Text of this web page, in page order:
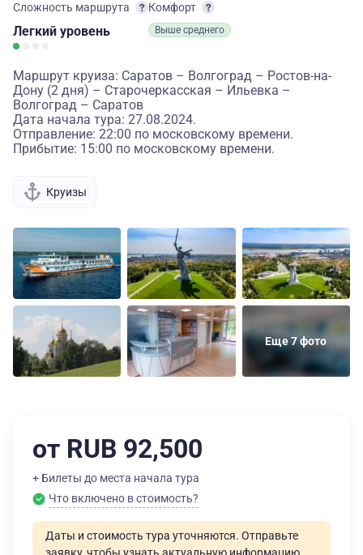
Сложность маршрута
Легкий уровень
Комфорт
Выше среднего
Маршрут круиза: Саратов – Волгоград – Ростов-на-
Дону (2 дня) – Старочеркасская – Ильевка –
Волгоград – Саратов
Дата начала тура: 27.08.2024.
Отправление: 22:00 по московскому времени.
Прибытие: 15:00 по московскому времени.
Круизы
Еще 7 фото
от RUB 92,500
+ Билеты до места начала тура
Что включено в стоимость?
Даты и стоимость тура уточняются. Отправьте